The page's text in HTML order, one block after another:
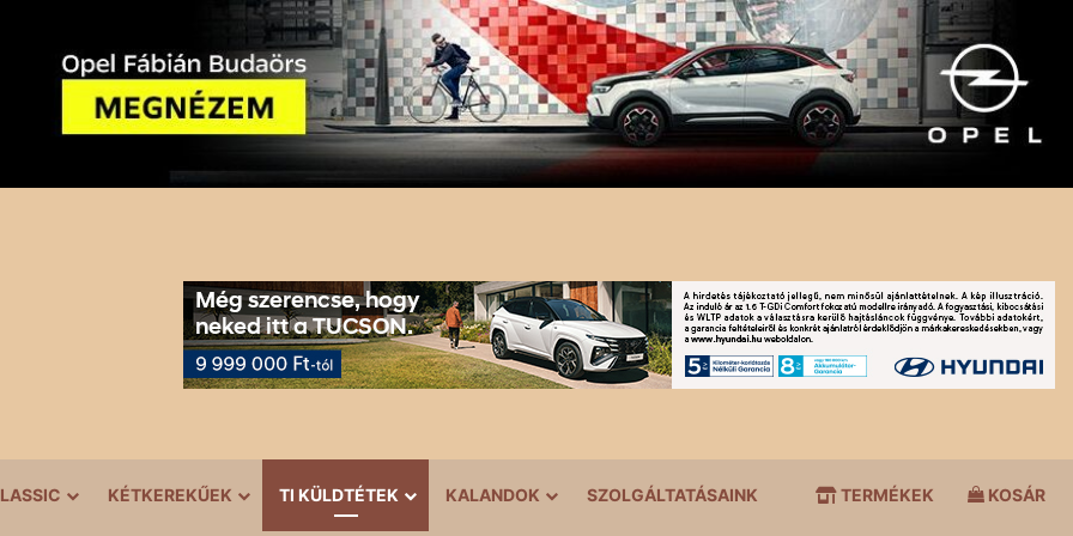
KÉTKEREKŰEK TI KÜLDTÉTEK KALANDOK SZOLGÁLTATÁSAINK TERMÉKEK KOSÁR